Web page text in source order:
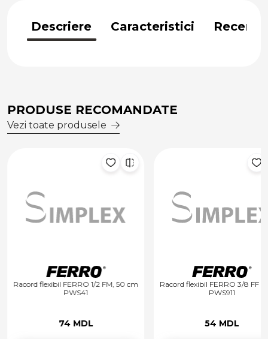
Descriere Caracteristici
PRODUSE RECOMANDATE
Vezi toate produsele
Racord flexibil FERRO 1/2 FM, 50 cm
PWS41
74 MDL
Racord flexibil FERRO 3/8 FF
PWS911
54 MDL